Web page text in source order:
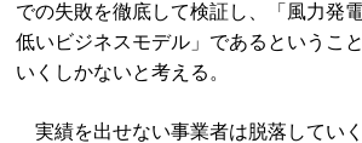
での失敗を徹底して検証し、「風力発
低いビジネスモデル」であるというこ
いくしかないと考える。
実績を出せない事業者は脱落してい